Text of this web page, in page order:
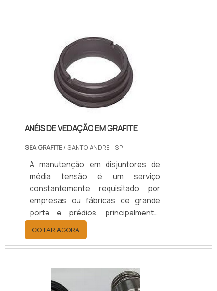
ANÉIS DE VEDAÇÃO EM GRAFITE
SEA GRAFITE/ SANTO ANDRÉ - SP
A manutenção em disjuntores de
média tensão é um serviço
constantemente requisitado por
empresas ou fábricas de grande
porte e prédios, principalmente,
esse processo tem a finalidade de
realizar reparos nas instalações ou
até mesmo evitá-los. CONHEÇA O
ESSENCIALA manutenção
preventiva, deve acontecer com
COTAR AGORA